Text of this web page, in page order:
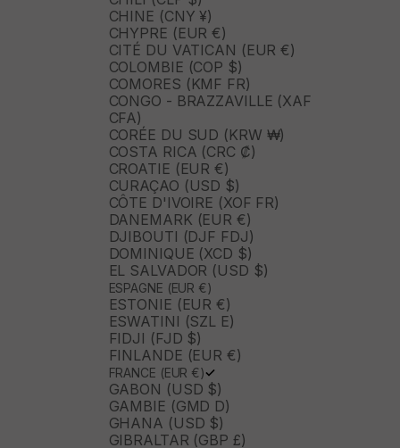
CHINE (CNY ¥)
CHYPRE (EUR €)
CITÉ DU VATICAN (EUR €)
COLOMBIE (COP $)
COMORES (KMF FR)
CONGO - BRAZZAVILLE (XAF
CFA)
CORÉE DU SUD (KRW ₩)
COSTA RICA (CRC ₡)
CROATIE (EUR €)
CURAÇAO (USD $)
CÔTE D'IVOIRE (XOF FR)
DANEMARK (EUR €)
DJIBOUTI (DJF FDJ)
DOMINIQUE (XCD $)
EL SALVADOR (USD $)
ESPAGNE (EUR €)
ESTONIE (EUR €)
ESWATINI (SZL E)
FIDJI (FJD $)
FINLANDE (EUR €)
FRANCE (EUR €)
GABON (USD $)
GAMBIE (GMD D)
GHANA (USD $)
GIBRALTAR (GBP £)